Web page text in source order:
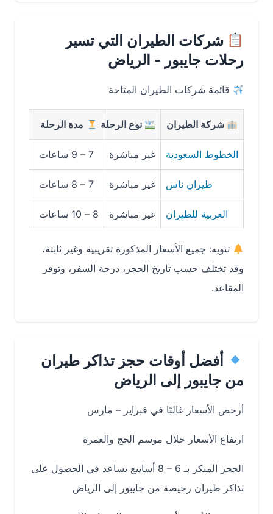
شركات الطيران التي تسير
رحلات جايبور - الرياض
قائمة شركات الطيران المتاحة
شركة الطيران نوع الرحلة مدة الرحلة
الخطوط السعودية غير مباشرة 7 – 9 ساعات 1,900 – 2,400 ريال
طيران ناس غير مباشرة 7 – 8 ساعات 1,700 – 2,200 ريال
العربية للطيران غير مباشرة 8 – 10 ساعات 1,600 – 2,100 ريال
تنويه: جميع الأسعار المذكورة تقريبية وغير ثابتة،
وقد تختلف حسب تاريخ الحجز، درجة السفر، وتوفر
المقاعد.
أفضل أوقات حجز تذاكر طيران
من جايبور إلى الرياض
أرخص الأسعار غالبًا في فبراير – مارس
ارتفاع الأسعار خلال موسم الحج والعمرة
الحجز المبكر بـ 6 – 8 أسابيع يساعد في الحصول على
تذاكر طيران رخيصة من جايبور إلى الرياض